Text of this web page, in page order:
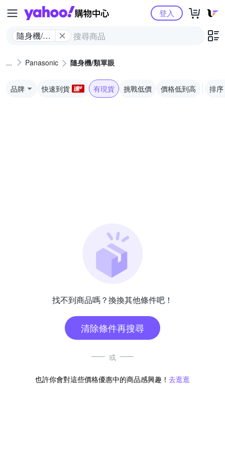
Yahoo購物中心
隨身機/類
登入
Panasonic 隨身機/類單眼
品牌 快速到貨 有現貨 挑戰低價 價格低到高 排序
找不到商品嗎？換換其他條件吧！
清除條件再搜尋
或
也許你會對這些價格優惠中的商品感興趣！ 去逛逛